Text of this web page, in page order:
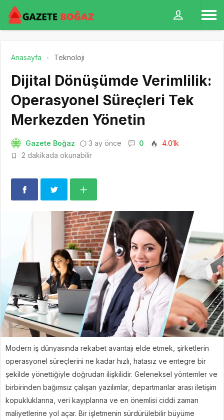
Anasayfa Teknoloji
Dijital Dönüşümde Verimlilik:
Operasyonel Süreçleri Tek
Merkezden Yönetin
Gazete Boğaz 3 ay önce 0
4.01k
2 dakikada okunabilir
Modern iş dünyasında rekabet avantajı elde etmek, şirketlerin
operasyonel süreçlerini ne kadar hızlı, hatasız ve entegre bir
şekilde yönettiğiyle doğrudan ilişkilidir. Geleneksel yöntemler ve
birbirinden bağımsız çalışan yazılımlar, departmanlar arası iletişim
kopukluklarına, veri kayıplarına ve en önemlisi ciddi zaman
maliyetlerine yol açar. Bir işletmenin sürdürülebilir büyüme